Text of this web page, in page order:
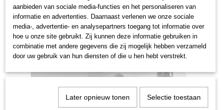
aanbieden van sociale media-functies en het personaliseren van
informatie en advertenties. Daarnaast verlenen we onze sociale
media-, advertentie- en analysepartners toegang tot informatie over
hoe u onze site gebruikt. Zij kunnen deze informatie gebruiken in
combinatie met andere gegevens die zij mogelijk hebben verzameld
door uw gebruik van hun diensten of die u hen hebt verstrekt.
Later opnieuw tonen Selectie toestaan